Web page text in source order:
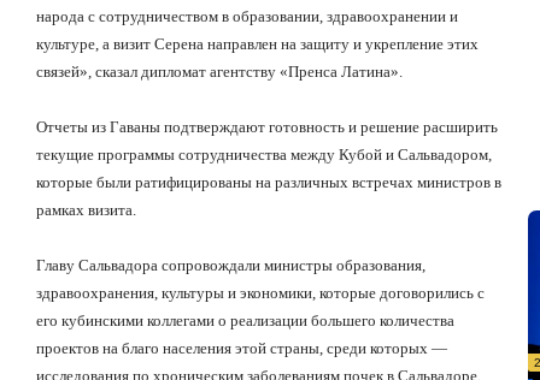
народа с сотрудничеством в образовании, здравоохранении и
культуре, а визит Серена направлен на защиту и укрепление этих
связей», сказал дипломат агентству «Пренса Латина».
Отчеты из Гаваны подтверждают готовность и решение расширить
текущие программы сотрудничества между Кубой и Сальвадором,
которые были ратифицированы на различных встречах министров в
рамках визита.
Главу Сальвадора сопровождали министры образования,
здравоохранения, культуры и экономики, которые договорились с
его кубинскими коллегами о реализации большего количества
проектов на благо населения этой страны, среди которых —
исследования по хроническим заболеваниям почек в Сальвадоре,